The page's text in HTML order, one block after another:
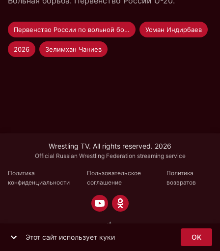
Первенство России по вольной борьбе U-20 Усман Индирбаев
2026 Зелимхан Чаниев
Wrestling TV. All rights reserved. 2026
Official Russian Wrestling Federation streaming service
Политика
конфиденциальности
Пользовательское
соглашение
Политика
возвратов
Этот сайт использует куки OK